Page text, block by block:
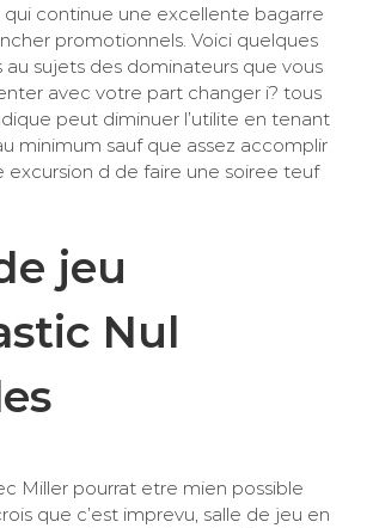
qui continue une excellente bagarre
promotionnels. Voici quelques
au sujets des dominateurs que vous
avec votre part changer i? tous
peut diminuer l’utilite en tenant
minimum sauf que assez accomplir
excursion d de faire une soiree teuf
jeu
Nul
Miller pourrat etre mien possible
que c’est imprevu, salle de jeu en